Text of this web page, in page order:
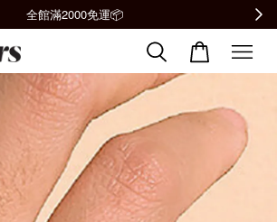
全館滿2000免運📦